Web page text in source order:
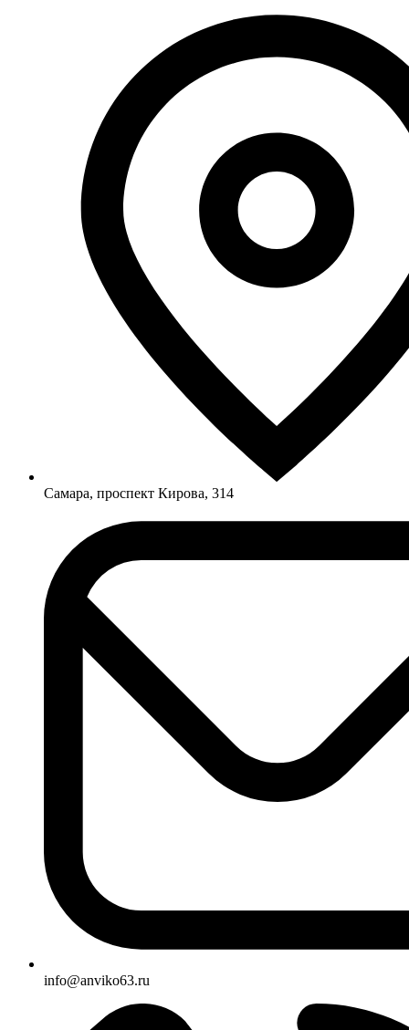
Самара, проспект Кирова, 314
info@anviko63.ru